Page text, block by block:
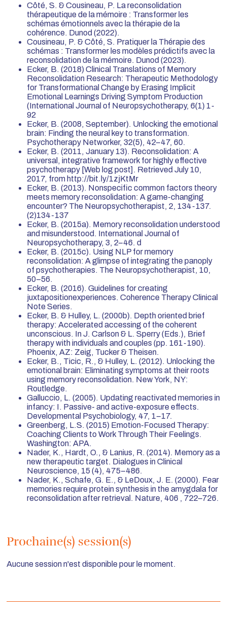
Côté, S. & Cousineau, P. La reconsolidation
thérapeutique de la mémoire : Transformer les
schémas émotionnels avec la thérapie de la
cohérence. Dunod (2022).
Cousineau, P. & Côté, S. Pratiquer la Thérapie des
schémas : Transformer les modèles prédictifs avec la
reconsolidation de la mémoire. Dunod (2023).
Ecker, B. (2018) Clinical Translations of Memory
Reconsolidation Research: Therapeutic Methodology
for Transformational Change by Erasing Implicit
Emotional Learnings Driving Symptom Production
(International Journal of Neuropsychotherapy, 6(1) 1-
92
Ecker, B. (2008, September). Unlocking the emotional
brain: Finding the neural key to transformation.
Psychotherapy Networker, 32(5), 42–47, 60.
Ecker, B. (2011, January 13). Reconsolidation: A
universal, integrative framework for highly effective
psychotherapy [Web log post]. Retrieved July 10,
2017, from http://bit.ly/1zjKtMr
Ecker, B. (2013). Nonspecific common factors theory
meets memory reconsolidation: A game-changing
encounter? The Neuropsychotherapist, 2, 134-137.
(2)134-137
Ecker, B. (2015a). Memory reconsolidation understood
and misunderstood. International Journal of
Neuropsychotherapy, 3, 2–46. d
Ecker, B. (2015c). Using NLP for memory
reconsolidation: A glimpse of integrating the panoply
of psychotherapies. The Neuropsychotherapist, 10,
50–56.
Ecker, B. (2016). Guidelines for creating
juxtapositionexperiences. Coherence Therapy Clinical
Note Series.
Ecker, B. & Hulley, L. (2000b). Depth oriented brief
therapy: Accelerated accessing of the coherent
unconscious. In J. Carlson & L. Sperry (Eds.), Brief
therapy with individuals and couples (pp. 161-190).
Phoenix, AZ: Zeig, Tucker & Theisen.
Ecker, B., Ticic, R., & Hulley, L. (2012). Unlocking the
emotional brain: Eliminating symptoms at their roots
using memory reconsolidation. New York, NY:
Routledge.
Galluccio, L. (2005). Updating reactivated memories in
infancy: I. Passive- and active-exposure effects.
Developmental Psychobiology, 47, 1–17.
Greenberg, L.S. (2015) Emotion-Focused Therapy:
Coaching Clients to Work Through Their Feelings.
Washington: APA.
Nader, K., Hardt, O., & Lanius, R. (2014). Memory as a
new therapeutic target. Dialogues in Clinical
Neuroscience, 15 (4), 475–486.
Nader, K., Schafe, G. E., & LeDoux, J. E. (2000). Fear
memories require protein synthesis in the amygdala for
reconsolidation after retrieval. Nature, 406 , 722–726.
Prochaine(s) session(s)
Aucune session n'est disponible pour le moment.